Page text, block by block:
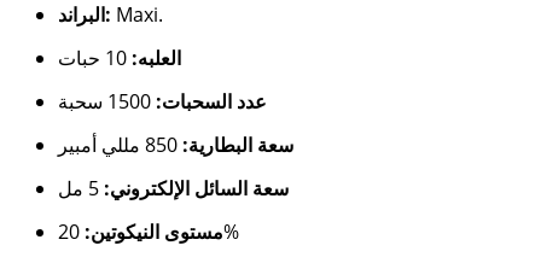
البراند: Maxi.
العلبه:
عدد السحبات:
سعة البطارية:
سعة السائل الإلكتروني:
مستوى النيكوتين:20%